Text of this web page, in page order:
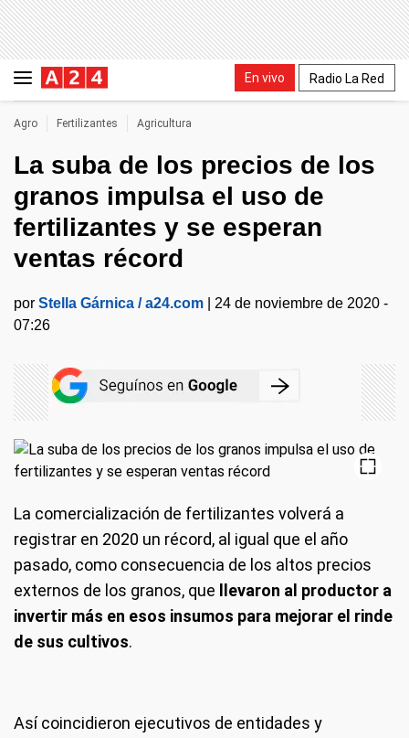
En vivo Radio La Red
Agro Fertilizantes Agricultura
La suba de los precios de los
granos impulsa el uso de
fertilizantes y se esperan
ventas récord
por Stella Gárnica / a24.com
24 de noviembre de 2020 -
07:26
La comercialización de fertilizantes volverá a
registrar en 2020 un récord, al igual que el año
pasado, como consecuencia de los altos precios
externos de los granos, que
llevaron al productor a
invertir más en esos insumos para mejorar el rinde
de sus cultivos.
Así coincidieron ejecutivos de entidades y